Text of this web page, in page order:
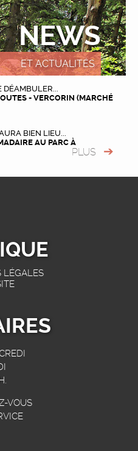
NEWS
ET ACTUALITÉS
- VERCORIN (MARCHÉ
BIEN LIEU...
AU PARC À
PLUS
LÉGALES
VOUS